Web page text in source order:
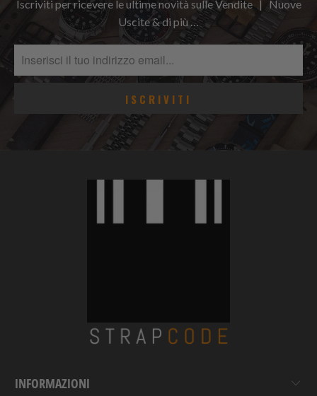
Iscriviti per ricevere le ultime novità sulle Vendite | Nuove
Uscite & di più …
INFORMAZIONI